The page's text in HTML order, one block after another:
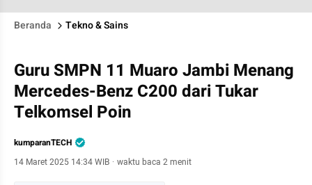
Beranda Tekno & Sains
Guru SMPN 11 Muaro Jambi Menang
Mercedes-Benz C200 dari Tukar
Telkomsel Poin
kumparanTECH
14 Maret 2025 14:34 WIB · waktu baca 2 menit